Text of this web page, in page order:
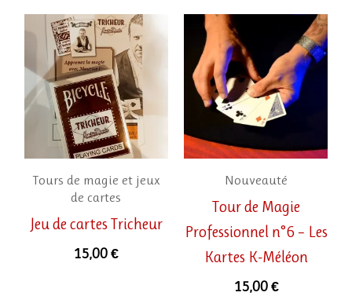
Tours de magie et jeux
de cartes
Jeu de cartes Tricheur
15,00€
Nouveauté
Tour de Magie
Professionnel n°6 – Les
Kartes K-Méléon
15,00 €